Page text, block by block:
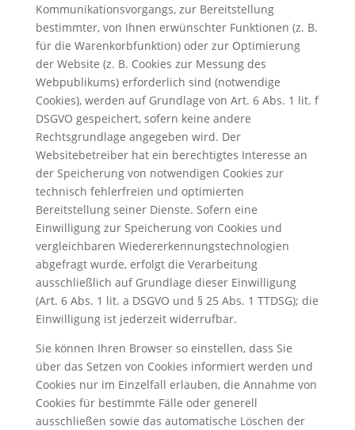
Kommunikationsvorgangs, zur Bereitstellung
bestimmter, von Ihnen erwünschter Funktionen (z. B.
für die Warenkorbfunktion) oder zur Optimierung
der Website (z. B. Cookies zur Messung des
Webpublikums) erforderlich sind (notwendige
Cookies), werden auf Grundlage von Art. 6 Abs. 1 lit. f
DSGVO gespeichert, sofern keine andere
Rechtsgrundlage angegeben wird. Der
Websitebetreiber hat ein berechtigtes Interesse an
der Speicherung von notwendigen Cookies zur
technisch fehlerfreien und optimierten
Bereitstellung seiner Dienste. Sofern eine
Einwilligung zur Speicherung von Cookies und
vergleichbaren Wiedererkennungstechnologien
abgefragt wurde, erfolgt die Verarbeitung
ausschließlich auf Grundlage dieser Einwilligung
(Art. 6 Abs. 1 lit. a DSGVO und § 25 Abs. 1 TTDSG); die
Einwilligung ist jederzeit widerrufbar.
Sie können Ihren Browser so einstellen, dass Sie
über das Setzen von Cookies informiert werden und
Cookies nur im Einzelfall erlauben, die Annahme von
Cookies für bestimmte Fälle oder generell
ausschließen sowie das automatische Löschen der